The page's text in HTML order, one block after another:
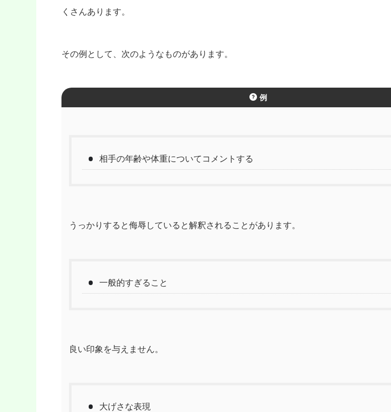
くさんあります。
その例として、次のようなものがあります。
例
相手の年齢や体重についてコメントする
うっかりすると侮辱していると解釈されることがあります。
一般的すぎること
良い印象を与えません。
大げさな表現